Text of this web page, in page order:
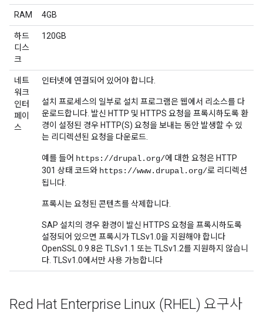
RAM 4GB
하드
디스
크
120GB
네트
워크
인터
페이
스
인터넷에 연결되어 있어야 합니다.
설치 프로세스의 일부로 설치 프로그램은 웹에서 리소스를 다
운로드합니다. 발신 HTTP 및 HTTPS 요청을 프록시하도록 환
경이 설정된 경우 HTTP(S) 요청을 보내는 동안 발생할 수 있
는 리디렉션된 요청을 다운로드.
예를 들어 https://drupal.org/에 대한 요청은 HTTP
301 상태 코드와 https://www.drupal.org/로 리디렉션
됩니다.
프록시는 요청된 콘텐츠를 삭제합니다.
SAP 설치의 경우 환경이 발신 HTTPS 요청을 프록시하도록
설정되어 있으면 프록시가 TLSv1.0을 지원해야 합니다
OpenSSL 0.9.8은 TLSv1.1 또는 TLSv1.2를 지원하지 않습니
다. TLSv1.0에서만 사용 가능합니다
Red Hat Enterprise Linux (RHEL) 요구사